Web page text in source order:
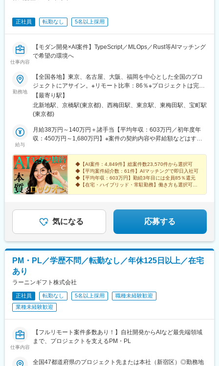
・進捗・課題・リスク・品質管理の推進
・プロジェクト成果の効果検証、改善提案・プロセス最適化
当社はDMMチャットブーストCVというサービスを皮切りに一気
に拡大フェーズへと向かっており、複数のプロダクトを並行して
育てていく“第二創業期”に突入しました。新規事業のため詳細を求
人に記載することはできませんが、次の柱となる事業を作るべ
く、蓄積してきたAIの知見をもとに、複数のAIエージェントが協
調して高度な処理を行う「AIマルチエージェント」技術を用いた
新規事業開発を推進しています。代表やCTOと共に、企業の柱と
なる事業を作りませんか？
■組織構成
CEO・CTO直下の新規事業部で、PjM3名、BizDev2名、AI R&D6
名、開発12名、デザイナー1名で構成。
■業務の魅力
・大手グループの基盤×スタートアップのスピード感
・最先端AI活用プロダクトの開発に深く携われる
変更の範囲：会社の定める業務
正社員 転勤なし 5名以上採用
仕事内容
【モダン開発×AI案件】TypeScript／MLOps／Rust等AIマッチング
で希望の環境へ
勤務地
【全国各地】東京、名古屋、大阪、福岡を中心とした全国のプロ
ジェクトにアサイン。※リモート比率：86％※プロジェクトは完全
選択制です。※リモート、ハイブリッド型、常駐案件から自由に選
択可能です。※転勤なし※U・Iターン歓迎★京阪神エリア（京都・
大阪・神戸）は対面カジュアル面接も歓迎です！ご対面の場合
もOKです！あなたの悩みをお聞かせ下さい！★採用面談はWebで
完結可能！(オフィス、カフェ等での面談も可能)土日祝日、夜遅い
モートエンジニアも活躍！＜大阪本社＞ 大阪府大阪市北区梅田1
丁目2-2 大阪駅前第2ビル12-12＜東京本社＞東京都中央区京橋1-
1-1
【最寄り駅】
北新地駅、京橋駅(東京都)、西梅田駅、東京駅、東梅田駅、宝町駅
(東京都)
給与
月給38万円～140万円＋諸手当【平均年収：603万円／初年度年
収：450万円～1,680万円】※案件の契約内容や昇給額などはすべ
残業代（30時間分／8万9000円～32万8000円）が含まれていま
す。超過分は時間外手当を別途支給◆昇給あり（年1回以上）※年
4回昇給の実績あり◆賞与あり（年1回）※支給額200万円以上の実
績あり！
◆【AI案件：4,849件】総案件数23,570件から選択可
◆【平均案件紹介数：61件】AIマッチングで即日入社可
◆【平均年収：603万円】勤続3年目には全員85％還元
◆【在宅・ハイブリッド・常駐勤務】働き方も選択可
気になる 応募する
PM・PL／学歴不問／転勤なし／年休125日以上／在宅
あり
ラーニンギフト株式会社
正社員 転勤なし 5名以上採用
職種未経験歓迎
業種未経験歓迎
仕事内容
【フルリモート案件多数あり！】自社開発からAIなど最先端領域
まで、プロジェクトを支えるPM・PL
全国47都道府県のプロジェクト先または本社（新宿区）◎勤務地